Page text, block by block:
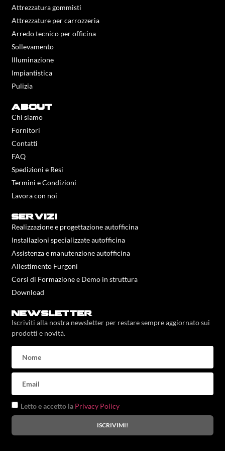
Attrezzatura gommisti
Attrezzature per carrozzeria
Arredo tecnico per officina
Sollevamento
Illuminazione
Impiantistica
Pulizia
about
Chi siamo
Fornitori
Contatti
FAQ
Spedizioni e Resi
Termini e Condizioni
Lavora con noi
servizi
Realizzazione e progettazione autofficina
Installazioni specializzate autofficina
Assistenza e manutenzione autofficina
Allestimento Furgoni
Corsi di Formazione e Demo in struttura
Download
newsletter
Iscriviti alla nostra newsletter per restare sempre aggiornato sui
prodotti e novità.
Letto e accetto la Privacy Policy
ISCRIVIMI!